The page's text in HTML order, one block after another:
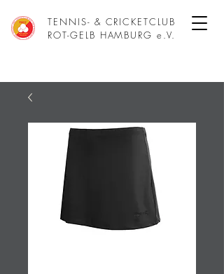
TENNIS- & CRICKETCLUB
ROT-GELB HAMBURG e.V.